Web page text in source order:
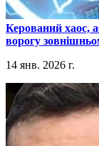
​Керований хаос,
ворогу
14 янв. 2026 г.